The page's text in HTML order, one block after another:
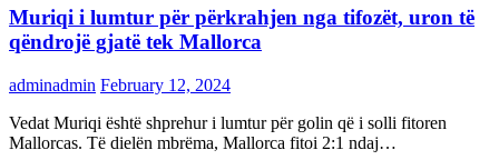
Muriqi i lumtur për përkrahjen nga tifozët, uron të
qëndrojë gjatë tek Mallorca
adminadmin February 12, 2024
Vedat Muriqi është shprehur i lumtur për golin që i solli fitoren
Mallorcas. Të dielën mbrëma, Mallorca fitoi 2:1 ndaj…